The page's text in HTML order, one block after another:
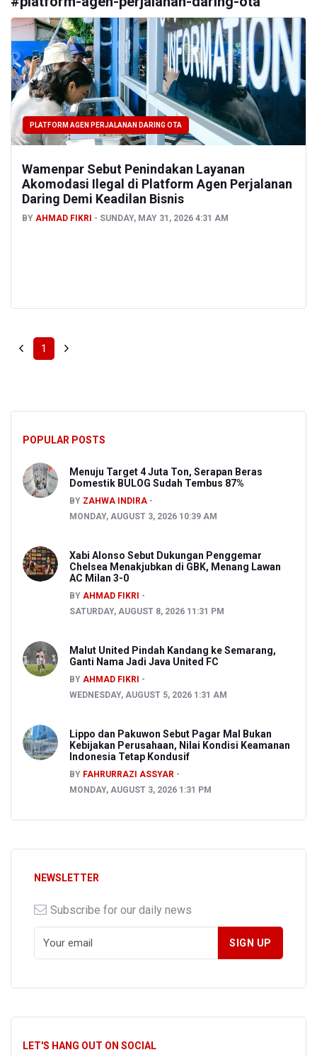
PLATFORM AGEN PERJALANAN DARING OTA
Wamenpar Sebut Penindakan Layanan
Akomodasi Ilegal di Platform Agen Perjalanan
Daring Demi Keadilan Bisnis
BY AHMAD FIKRI SUNDAY, MAY 31, 2026 4:31 AM
1
POPULAR POSTS
Menuju Target 4 Juta Ton, Serapan Beras
Domestik BULOG Sudah Tembus 87%
BY ZAHWA INDIRA
MONDAY, AUGUST 3, 2026 10:39 AM
Xabi Alonso Sebut Dukungan Penggemar
Chelsea Menakjubkan di GBK, Menang Lawan
AC Milan 3-0
BY AHMAD FIKRI
SATURDAY, AUGUST 8, 2026 11:31 PM
Malut United Pindah Kandang ke Semarang,
Ganti Nama Jadi Java United FC
BY AHMAD FIKRI
WEDNESDAY, AUGUST 5, 2026 1:31 AM
Lippo dan Pakuwon Sebut Pagar Mal Bukan
Kebijakan Perusahaan, Nilai Kondisi Keamanan
Indonesia Tetap Kondusif
BY FAHRURRAZI ASSYAR
MONDAY, AUGUST 3, 2026 1:31 PM
NEWSLETTER
Subscribe for our daily news
LET'S HANG OUT ON SOCIAL